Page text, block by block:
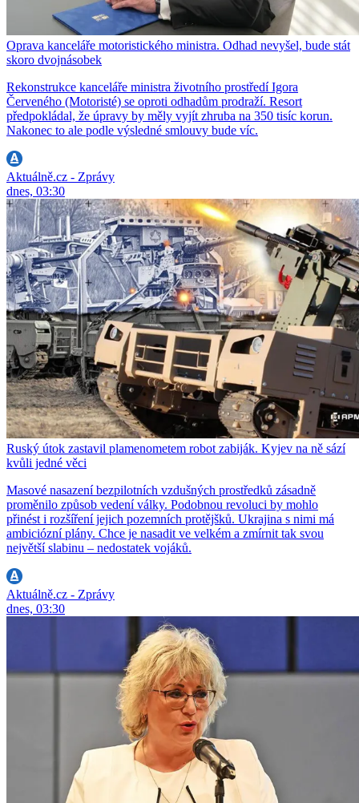
Oprava kanceláře motoristického ministra. Odhad nevyšel, bude stát
skoro dvojnásobek
Rekonstrukce kanceláře ministra životního prostředí Igora
Červeného (Motoristé) se oproti odhadům prodraží. Resort
předpokládal, že úpravy by měly vyjít zhruba na 350 tisíc korun.
Nakonec to ale podle výsledné smlouvy bude víc.
Aktuálně.cz - Zprávy
dnes, 03:30
Ruský útok zastavil plamenometem robot zabiják. Kyjev na ně sází
kvůli jedné věci
Masové nasazení bezpilotních vzdušných prostředků zásadně
proměnilo způsob vedení války. Podobnou revoluci by mohlo
přinést i rozšíření jejich pozemních protějšků. Ukrajina s nimi má
ambiciózní plány. Chce je nasadit ve velkém a zmírnit tak svou
největší slabinu – nedostatek vojáků.
Aktuálně.cz - Zprávy
dnes, 03:30